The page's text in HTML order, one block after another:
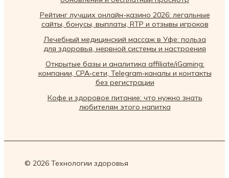
Рейтинг лучших онлайн-казино 2026: легальные
сайты, бонусы, выплаты, RTP и отзывы игроков
Лечебный медицинский массаж в Уфе: польза
для здоровья, нервной системы и настроения
Открытые базы и аналитика affiliate/iGaming:
компании, CPA‑сети, Telegram‑каналы и контакты
без регистрации
Кофе и здоровое питание: что нужно знать
любителям этого напитка
© 2026 Технологии здоровья